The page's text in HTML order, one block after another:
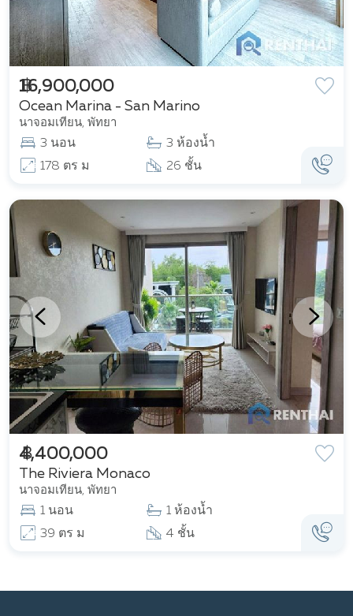
Ocean Marina - San Marino
นาจอมเทียน, พัทยา
฿ 16,900,000
3 นอน
3 ห้องน้ำ
178 ตร ม
26 ชั้น
The Riviera Monaco
นาจอมเทียน, พัทยา
฿ 4,400,000
1 นอน
1 ห้องน้ำ
39 ตร ม
4 ชั้น